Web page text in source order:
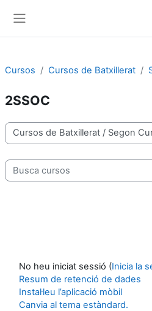
Cursos Cursos de Batxillerat
2SSOC
Categories de cursos
Busca cursos
No heu iniciat sessió (Inicia la
Resum de retenció de dades
Instal·leu l’aplicació mòbil
Canvia al tema estàndard.